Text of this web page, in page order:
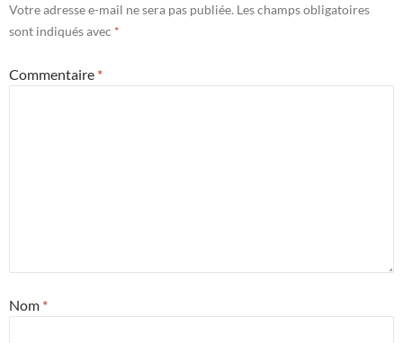
Votre adresse e-mail ne sera pas publiée. Les champs obligatoires
sont indiqués avec *
Commentaire *
Nom *